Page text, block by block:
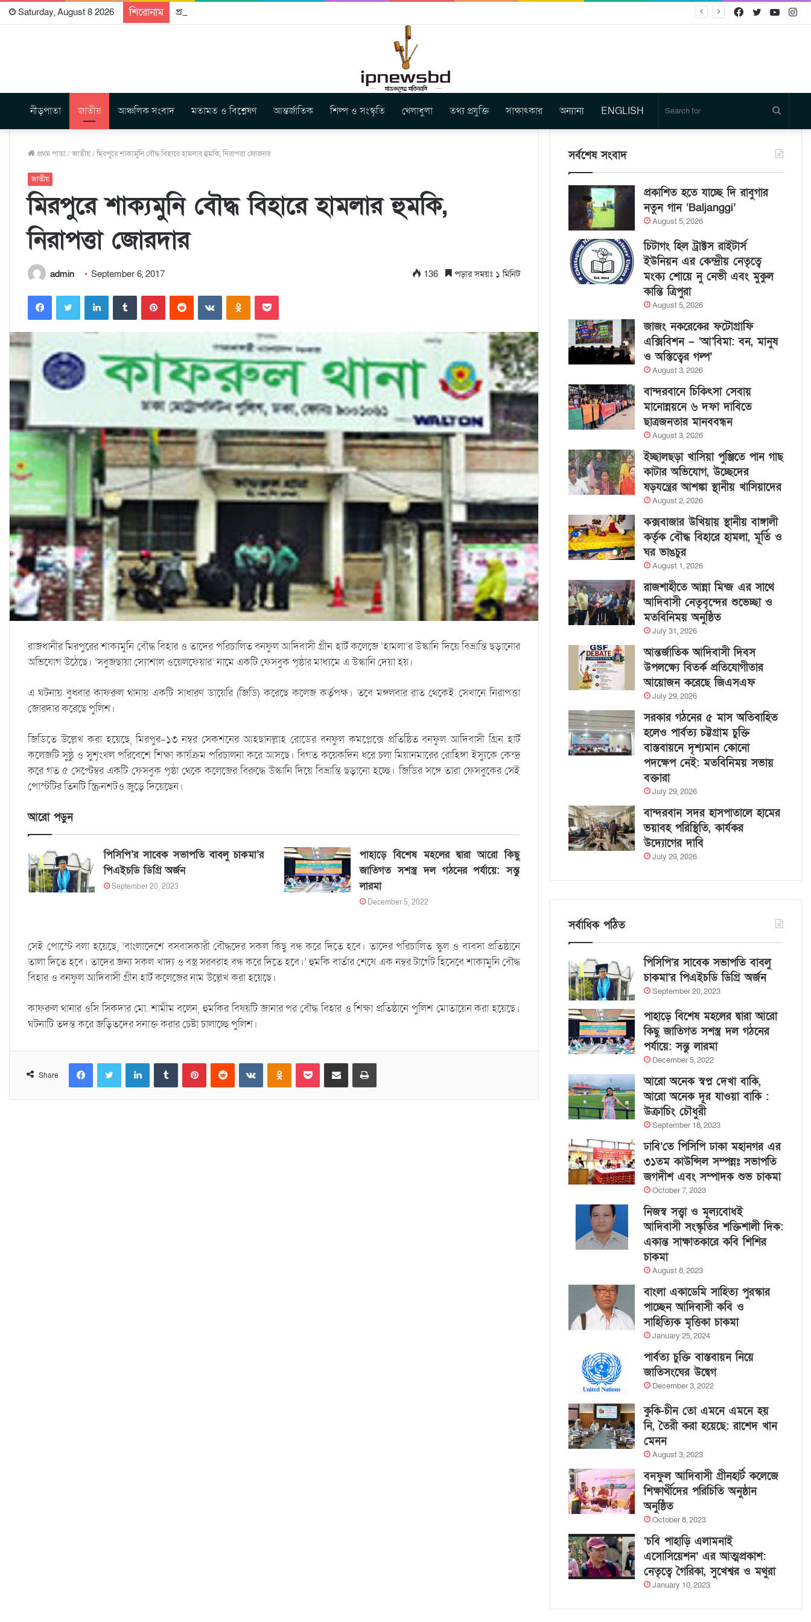
Saturday, August 8 2026 শিরোনাম প্রকাশিত হতে যাচ্ছে দি রাবুগার নতুন গান ‘Baljanggi’ Twitter
Facebook
নীড়পাতা জাতীয় আঞ্চলিক সংবাদ মতামত ও বিশ্লেষণ আন্তর্জাতিক শিল্প ও সংস্কৃতি খেলাধুলা তথ্য প্রযুক্তি সাক্ষাৎকার অন্যান্য ENGLISH
for
প্রথম পাতা/জাতীয়/মিরপুরে শাক্যমুনি বৌদ্ধ বিহারে হামলার হুমকি, নিরাপত্তা জোরদার
জাতীয়
মিরপুরে শাক্যমুনি বৌদ্ধ বিহারে হামলার হুমকি,
নিরাপত্তা জোরদার
admin September 6, 2017 136 পড়ার সময়ঃ ১ মিনিট
রাজধানীর মিরপুরের শাক্যমুনি বৌদ্ধ বিহার ও তাদের পরিচালিত বনফুল আদিবাসী গ্রীন হার্ট কলেজে ‘হামলা’র উস্কানি দিয়ে বিভ্রান্তি ছড়ানোর
অভিযোগ উঠেছে। ‘সবুজছায়া স্যোশাল ওয়েলফেয়ার’ নামে একটি ফেসবুক পৃষ্ঠার মাধ্যমে এ উস্কানি দেয়া হয়।
এ ঘটনায় বুধবার কাফরুল থানায় একটি সাধারণ ডায়েরি (জিডি) করেছে কলেজ কর্তৃপক্ষ। তবে মঙ্গলবার রাত থেকেই সেখানে নিরাপত্তা
জোরদার করেছে পুলিশ।
জিডিতে উল্লেখ করা হয়েছে, মিরপুর-১৩ নম্বর সেকশনের আহছানল্লাহ রোডের বনফুল কমপ্লেক্সে প্রতিষ্ঠিত বনফুল আদিবাসী গ্রিন হার্ট
কলেজটি সুষ্ঠু ও সুশৃংখল পরিবেশে শিক্ষা কার্যক্রম পরিচালনা করে আসছে। বিগত কয়েকদিন ধরে চলা মিয়ানমারের রোহিঙ্গা ইস্যুকে কেন্দ্র
করে গত ৫ সেপ্টেম্বর একটি ফেসবুক পৃষ্ঠা থেকে কলেজের বিরুদ্ধে উস্কানি দিয়ে বিভ্রান্তি ছড়ানো হচ্ছে। জিডির সঙ্গে তারা ফেসবুকের সেই
পোস্টটির তিনটি স্ক্রিনশটও জুড়ে দিয়েছেন।
আরো পড়ুন
পিসিপি’র সাবেক সভাপতি বাবলু চাকমা’র
পিএইচডি ডিগ্রি অর্জন
September 20, 2023
পাহাড়ে বিশেষ মহলের দ্বারা আরো কিছু
জাতিগত সশস্ত্র দল গঠনের পর্যায়ে: সন্তু
লারমা
December 5, 2022
সেই পোস্টে বলা হয়েছে, ‘বাংলাদেশে বসবাসকারী বৌদ্ধদের সকল কিছু বন্ধ করে দিতে হবে। তাদের পরিচালিত স্কুল ও ব্যবসা প্রতিষ্ঠানে
তালা দিতে হবে। তাদের জন্য সকল খাদ্য ও বস্ত্র সরবরাহ বন্ধ করে দিতে হবে।’ হুমকি বার্তার শেষে এক নম্বর টার্গেট হিসেবে শাক্যমুনি বৌদ্ধ
বিহার ও বনফুল আদিবাসী গ্রীন হার্ট কলেজের নাম উল্লেখ করা হয়েছে।
কাফরুল থানার ওসি সিকদার মো. শামীম বলেন, হুমকির বিষয়টি জানার পর বৌদ্ধ বিহার ও শিক্ষা প্রতিষ্ঠানে পুলিশ মোতায়েন করা হয়েছে।
ঘটনাটি তদন্ত করে জড়িতদের সনাক্ত করার চেষ্টা চালাচ্ছে পুলিশ।
Share
সর্বশেষ সংবাদ
প্রকাশিত হতে যাচ্ছে দি রাবুগার
নতুন গান ‘Baljanggi’
August 5, 2026
চিটাগং হিল ট্রাক্টস রাইটার্স
ইউনিয়ন এর কেন্দ্রীয় নেতৃত্বে
মংক্য শোয়ে নু নেভী এবং মুকুল
কান্তি ত্রিপুরা
August 5, 2026
জাজং নকরেকের ফটোগ্রাফি
এক্সিবিশন – ‘আ’বিমা: বন, মানুষ
ও অস্তিত্বের গল্প’
August 3, 2026
বান্দরবানে চিকিৎসা সেবায়
মানোন্নয়নে ৬ দফা দাবিতে
ছাত্রজনতার মানববন্ধন
August 3, 2026
ইচ্ছালছড়া খাসিয়া পুঞ্জিতে পান গাছ
কাটার অভিযোগ, উচ্ছেদের
ষড়যন্ত্রের আশঙ্কা স্থানীয় খাসিয়াদের
August 2, 2026
কক্সবাজার উখিয়ায় স্থানীয় বাঙ্গালী
কর্তৃক বৌদ্ধ বিহারে হামলা, মূর্তি ও
ঘর ভাঙচুর
August 1, 2026
রাজশাহীতে আন্না মিন্জ এর সাথে
আদিবাসী নেতৃবৃন্দের শুভেচ্ছা ও
মতবিনিময় অনুষ্ঠিত
July 31, 2026
আন্তর্জাতিক আদিবাসী দিবস
উপলক্ষ্যে বিতর্ক প্রতিযোগীতার
আয়োজন করেছে জিএসএফ
July 29, 2026
সরকার গঠনের ৫ মাস অতিবাহিত
হলেও পার্বত্য চট্টগ্রাম চুক্তি
বাস্তবায়নে দৃশ্যমান কোনো
পদক্ষেপ নেই: মতবিনিময় সভায়
বক্তারা
July 29, 2026
বান্দরবান সদর হাসপাতালে হামের
ভয়াবহ পরিস্থিতি, কার্যকর
উদ্যোগের দাবি
July 29, 2026
সর্বাধিক পঠিত
পিসিপি’র সাবেক সভাপতি বাবলু
চাকমা’র পিএইচডি ডিগ্রি অর্জন
September 20, 2023
পাহাড়ে বিশেষ মহলের দ্বারা আরো
কিছু জাতিগত সশস্ত্র দল গঠনের
পর্যায়ে: সন্তু লারমা
December 5, 2022
আরো অনেক স্বপ্ন দেখা বাকি,
আরো অনেক দূর যাওয়া বাকি :
উক্রাচিং চৌধুরী
September 18, 2023
ঢাবি’তে পিসিপি ঢাকা মহানগর এর
৩১তম কাউন্সিল সম্পন্নঃ সভাপতি
জগদীশ এবং সম্পাদক শুভ চাকমা
October 7, 2023
নিজস্ব সত্ত্বা ও মূল্যবোধই
আদিবাসী সংস্কৃতির শক্তিশালী দিক:
একান্ত সাক্ষাতকারে কবি শিশির
চাকমা
August 8, 2023
বাংলা একাডেমি সাহিত্য পুরস্কার
পাচ্ছেন আদিবাসী কবি ও
সাহিত্যিক মৃত্তিকা চাকমা
January 25, 2024
পার্বত্য চুক্তি বাস্তবায়ন নিয়ে
জাতিসংঘের উদ্বেগ
December 3, 2022
কুকি-চীন তো এমনে এমনে হয়
নি, তৈরী করা হয়েছে: রাশেদ খান
মেনন
August 3, 2023
বনফুল আদিবাসী গ্রীনহার্ট কলেজে
শিক্ষার্থীদের পরিচিতি অনুষ্ঠান
অনুষ্ঠিত
October 8, 2023
‘চবি পাহাড়ি এলামনাই
এসোসিয়েশন’ এর আত্মপ্রকাশ:
নেতৃত্বে গৈরিকা, সুখেশ্বর ও মথুরা
January 10, 2023